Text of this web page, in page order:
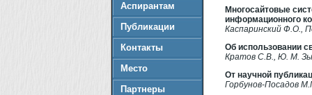
Аспирантам
Публикации
Контакты
Место
Партнеры
Многосайтовые
информационного
Каспаринский Ф.О.,
Об использовании
Кратов С.В., Ю. М.
От научной
Горбунов-Посадов